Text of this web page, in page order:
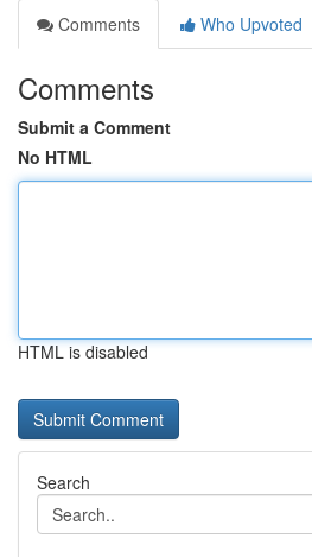
Comments
Who Upvoted
Comments
Submit a Comment
No HTML
HTML is disabled
Search